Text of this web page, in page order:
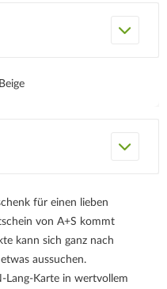
Beige
für einen lieben
von A+S kommt
kann sich ganz nach
aussuchen.
Lang-Karte in wertvollem